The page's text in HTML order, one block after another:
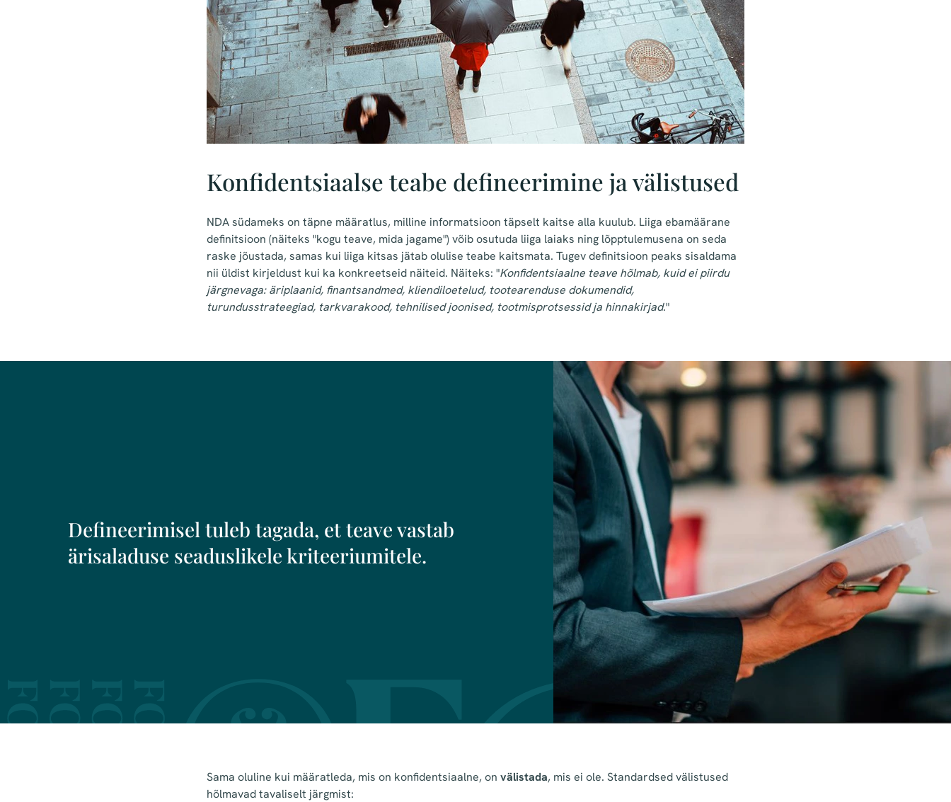
Konfidentsiaalse teabe defineerimine ja välistused
NDA südameks on täpne määratlus, milline informatsioon täpselt kaitse alla kuulub. Liiga ebamäärane
definitsioon (näiteks "kogu teave, mida jagame") võib osutuda liiga laiaks ning lõpptulemusena on seda
raske jõustada, samas kui liiga kitsas jätab olulise teabe kaitsmata. Tugev definitsioon peaks sisaldama
nii üldist kirjeldust kui ka konkreetseid näiteid. Näiteks: "Konfidentsiaalne teave hõlmab, kuid ei piirdu
järgnevaga: äriplaanid, finantsandmed, kliendiloetelud, tootearenduse dokumendid,
turundusstrateegiad, tarkvarakood, tehnilised joonised, tootmisprotsessid ja hinnakirjad."
Defineerimisel tuleb tagada, et teave vastab
ärisaladuse seaduslikele kriteeriumitele.
Sama oluline kui määratleda, mis on konfidentsiaalne, on välistada, mis ei ole. Standardsed välistused
hõlmavad tavaliselt järgmist: